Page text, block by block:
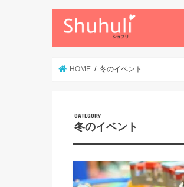
HOME 冬のイベント
冬のイベント